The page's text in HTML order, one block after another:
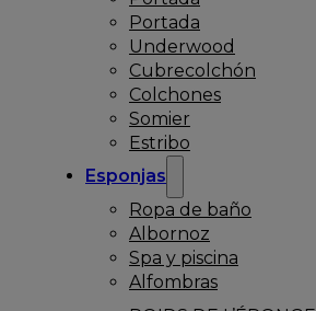
Portada
Underwood
Cubrecolchón
Colchones
Somier
Estribo
Esponjas
Ropa de baño
Albornoz
Spa y piscina
Alfombras